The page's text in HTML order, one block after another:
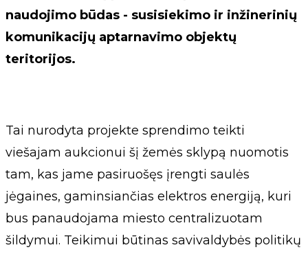
naudojimo būdas - susisiekimo ir inžinerinių
komunikacijų aptarnavimo objektų
teritorijos.
Tai nurodyta projekte sprendimo teikti
viešajam aukcionui šį žemės sklypą nuomotis
tam, kas jame pasiruošęs įrengti saulės
jėgaines, gaminsiančias elektros energiją, kuri
bus panaudojama miesto centralizuotam
šildymui. Teikimui būtinas savivaldybės politikų